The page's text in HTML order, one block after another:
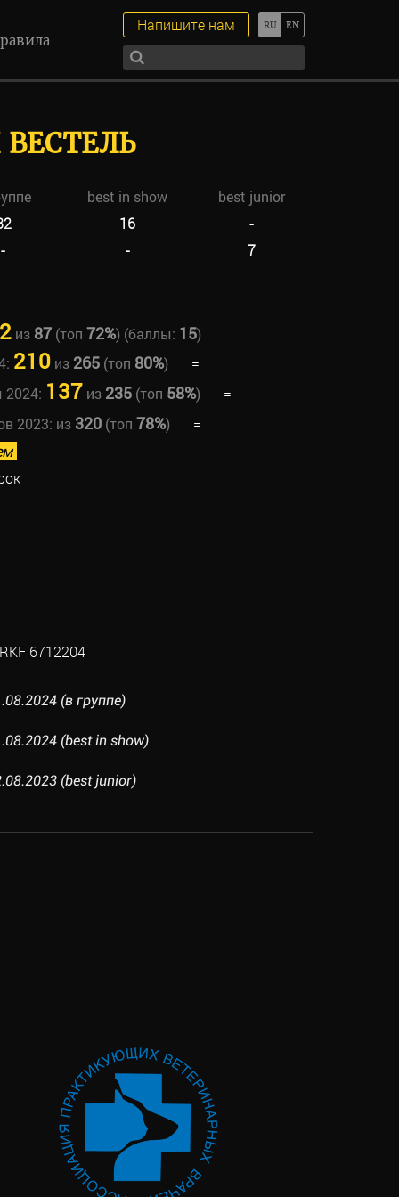
Напишите нам
best in show
best junior
16
-
-
- 7
из 87(топ 72%) (баллы: 15)
210из 265(топ 80%)
=
2024: 137 из 235(топ 58%)
=
2023: из 320(топ 78%)
=
6712204
(в группе)
(best in show)
(best junior)